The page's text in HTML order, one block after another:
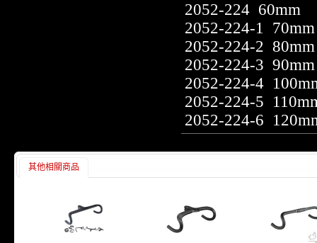
2052-224 60mm
2052-224-1 70mm
2052-224-2 80mm
2052-224-3 90mm
2052-224-4
2052-224-5
2052-224-6
其他相關商品